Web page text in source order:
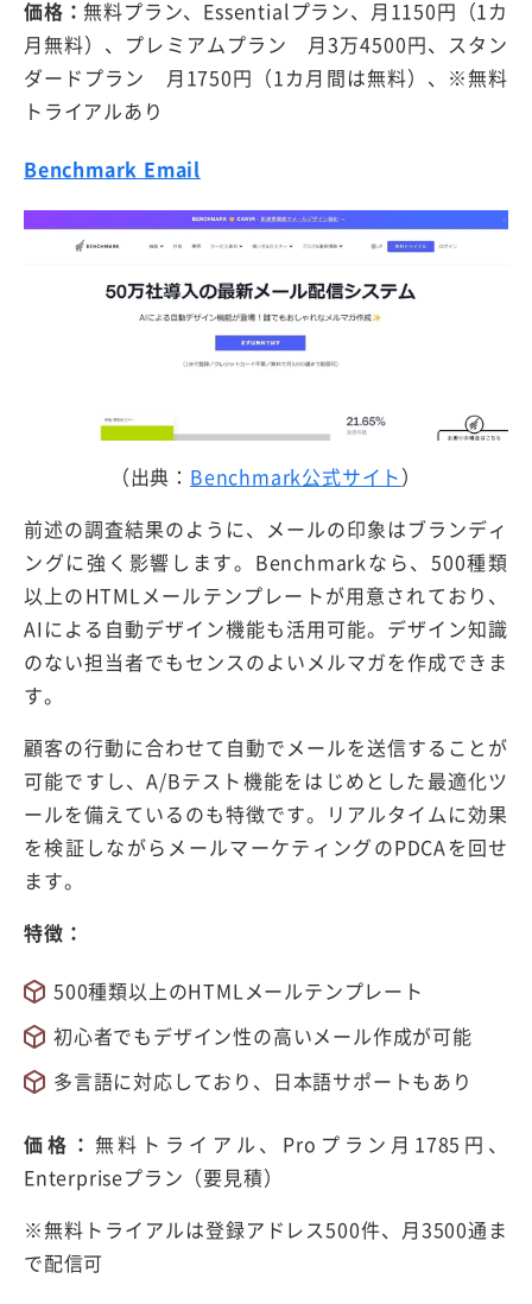
価格： 無料プラン、Essentialプラン、月1150円（1カ
月無料）、プレミアムプラン 月3万4500円、スタン
ダードプラン 月1750円（1カ月間は無料）、※無料
トライアルあり
Benchmark Email
（出典： Benchmark公式サイト）
前述の調査結果のように、メールの印象はブランディ
ングに強く影響します。Benchmarkなら、500種類
以上のHTMLメールテンプレートが用意されており、
AIによる自動デザイン機能も活用可能。デザイン知識
のない担当者でもセンスのよいメルマガを作成できま
す。
顧客の行動に合わせて自動でメールを送信することが
可能ですし、A/Bテスト機能をはじめとした最適化ツ
ールを備えているのも特徴です。リアルタイムに効果
を検証しながらメールマーケティングのPDCAを回せ
ます。
特徴：
500種類以上のHTMLメールテンプレート
初心者でもデザイン性の高いメール作成が可能
多言語に対応しており、日本語サポートもあり
価格： 無料トライアル、Proプラン月1785円、
Enterpriseプラン（要見積）
※無料トライアルは登録アドレス500件、月3500通ま
で配信可